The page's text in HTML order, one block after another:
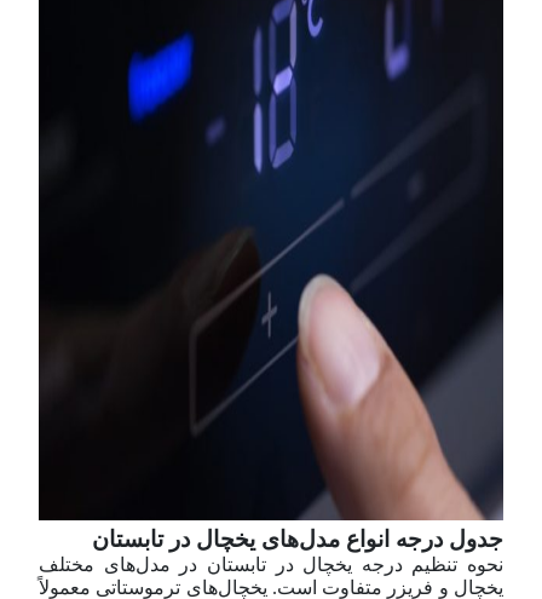
جدول درجه انواع مدل‌های یخچال در تابستان
نحوه تنظیم درجه یخچال در تابستان در مدل‌های مختلف
یخچال و فریزر متفاوت است. یخچال‌های ترموستاتی معمولاً